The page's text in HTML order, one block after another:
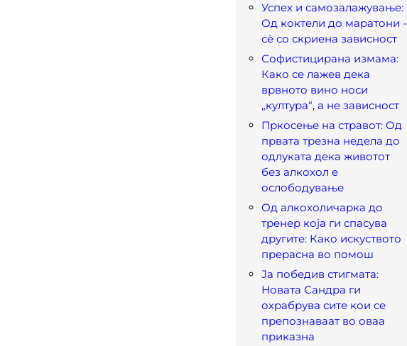
Успех и самозалажување:
Од коктели до маратони -
сѐ со скриена зависност
Софистицирана измама:
Како се лажев дека
врвното вино носи
„култура“, а не зависност
Пркосење на стравот: Од
првата трезна недела до
одлуката дека животот
без алкохол е
ослободување
Од алкохоличарка до
тренер која ги спасува
другите: Како искуството
прерасна во помош
Ја победив стигмата:
Новата Сандра ги
охрабрува сите кои се
препознаваат во оваа
приказна